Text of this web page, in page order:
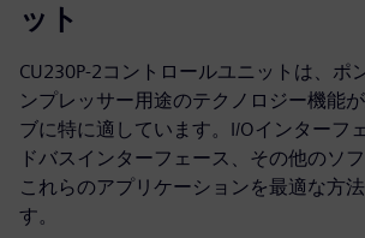
ット
CU230P-2コントロールユニットは、ポ
ンプレッサー用途のテクノロジー機能
ブに特に適しています。I/Oインターフ
ドバスインターフェース、その他のソ
これらのアプリケーションを最適な方
す。